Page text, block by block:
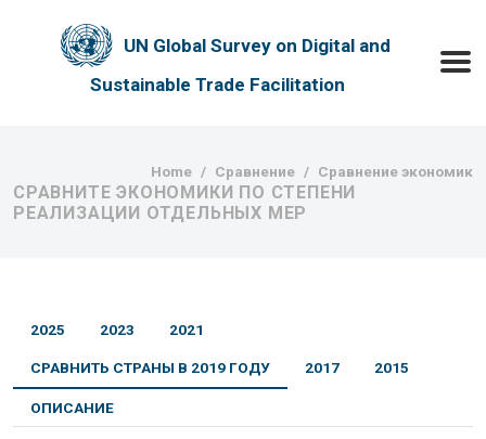
UN Global Survey on Digital and
Sustainable Trade Facilitation
Breadcrumb
Home Сравнение Сравнение экономик
СРАВНИТЕ ЭКОНОМИКИ ПО СТЕПЕНИ
РЕАЛИЗАЦИИ ОТДЕЛЬНЫХ МЕР
2025 2023 2021
СРАВНИТЬ СТРАНЫ В 2019 ГОДУ 2017 2015
ОПИСАНИЕ